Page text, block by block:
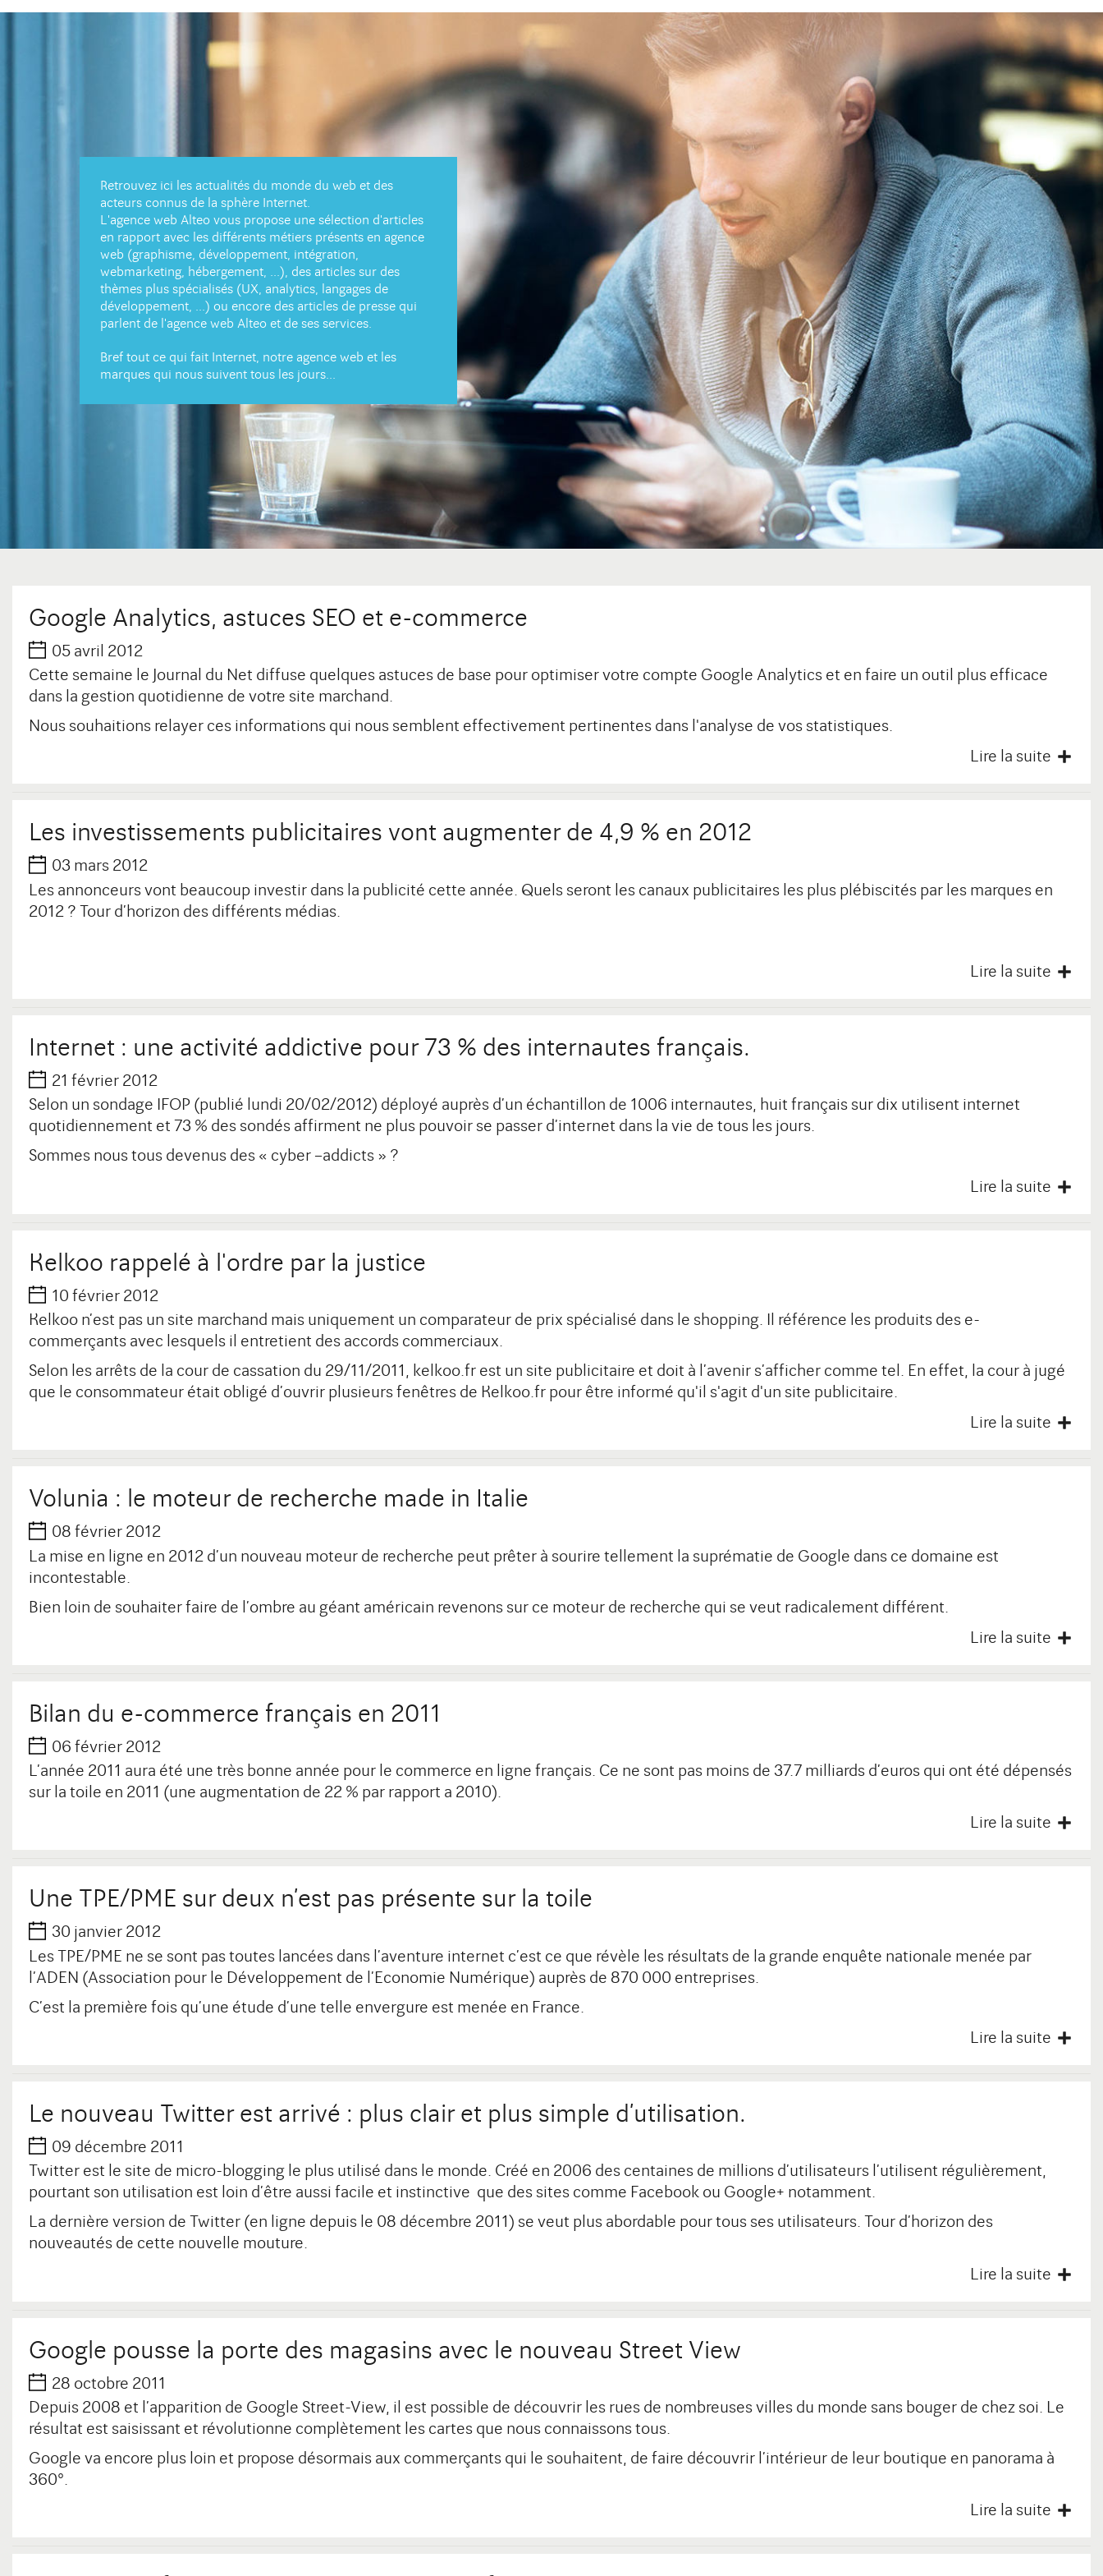
Retrouvez ici les actualités du monde du web et des
acteurs connus de la sphère Internet.
L'agence web Alteo vous propose une sélection d'articles
en rapport avec les différents métiers présents en agence
web (graphisme, développement, intégration,
webmarketing, hébergement, ...), des articles sur des
thèmes plus spécialisés (UX, analytics, langages de
développement, ...) ou encore des articles de presse qui
parlent de l'agence web Alteo et de ses services.
Bref tout ce qui fait Internet, notre agence web et les
marques qui nous suivent tous les jours...
Google Analytics, astuces SEO et e-commerce
05 avril 2012
Cette semaine le Journal du Net diffuse quelques astuces de base pour optimiser votre compte Google Analytics et en faire un outil plus efficace
dans la gestion quotidienne de votre site marchand.
Nous souhaitions relayer ces informations qui nous semblent effectivement pertinentes dans l'analyse de vos statistiques.
Lire la suite
Les investissements publicitaires vont augmenter de 4,9 % en 2012
03 mars 2012
Les annonceurs vont beaucoup investir dans la publicité cette année. Quels seront les canaux publicitaires les plus plébiscités par les marques en
2012 ? Tour d’horizon des différents médias.
Lire la suite
Internet : une activité addictive pour 73 % des internautes français.
21 février 2012
Selon un sondage IFOP (publié lundi 20/02/2012) déployé auprès d’un échantillon de 1006 internautes, huit français sur dix utilisent internet
quotidiennement et 73 % des sondés affirment ne plus pouvoir se passer d’internet dans la vie de tous les jours.
Sommes nous tous devenus des « cyber –addicts » ?
Lire la suite
Kelkoo rappelé à l'ordre par la justice
10 février 2012
Kelkoo n’est pas un site marchand mais uniquement un comparateur de prix spécialisé dans le shopping. Il référence les produits des e-
commerçants avec lesquels il entretient des accords commerciaux.
Selon les arrêts de la cour de cassation du 29/11/2011, kelkoo.fr est un site publicitaire et doit à l’avenir s’afficher comme tel. En effet, la cour à jugé
que le consommateur était obligé d’ouvrir plusieurs fenêtres de Kelkoo.fr pour être informé qu'il s'agit d'un site publicitaire.
Lire la suite
Volunia : le moteur de recherche made in Italie
08 février 2012
La mise en ligne en 2012 d’un nouveau moteur de recherche peut prêter à sourire tellement la suprématie de Google dans ce domaine est
incontestable.
Bien loin de souhaiter faire de l’ombre au géant américain revenons sur ce moteur de recherche qui se veut radicalement différent.
Lire la suite
Bilan du e-commerce français en 2011
06 février 2012
L’année 2011 aura été une très bonne année pour le commerce en ligne français. Ce ne sont pas moins de 37.7 milliards d’euros qui ont été dépensés
sur la toile en 2011 (une augmentation de 22 % par rapport a 2010).
Lire la suite
Une TPE/PME sur deux n’est pas présente sur la toile
30 janvier 2012
Les TPE/PME ne se sont pas toutes lancées dans l’aventure internet c’est ce que révèle les résultats de la grande enquête nationale menée par
l’ADEN (Association pour le Développement de l’Economie Numérique) auprès de 870 000 entreprises.
C’est la première fois qu’une étude d’une telle envergure est menée en France.
Lire la suite
Le nouveau Twitter est arrivé : plus clair et plus simple d’utilisation.
09 décembre 2011
Twitter est le site de micro-blogging le plus utilisé dans le monde. Créé en 2006 des centaines de millions d’utilisateurs l’utilisent régulièrement,
pourtant son utilisation est loin d’être aussi facile et instinctive que des sites comme Facebook ou Google+ notamment.
La dernière version de Twitter (en ligne depuis le 08 décembre 2011) se veut plus abordable pour tous ses utilisateurs. Tour d’horizon des
nouveautés de cette nouvelle mouture.
Lire la suite
Google pousse la porte des magasins avec le nouveau Street View
28 octobre 2011
Depuis 2008 et l’apparition de Google Street-View, il est possible de découvrir les rues de nombreuses villes du monde sans bouger de chez soi. Le
résultat est saisissant et révolutionne complètement les cartes que nous connaissons tous.
Google va encore plus loin et propose désormais aux commerçants qui le souhaitent, de faire découvrir l’intérieur de leur boutique en panorama à
360°.
Lire la suite